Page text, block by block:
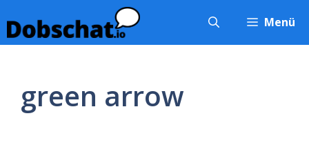
Inhalt
springen
Menü
green arrow